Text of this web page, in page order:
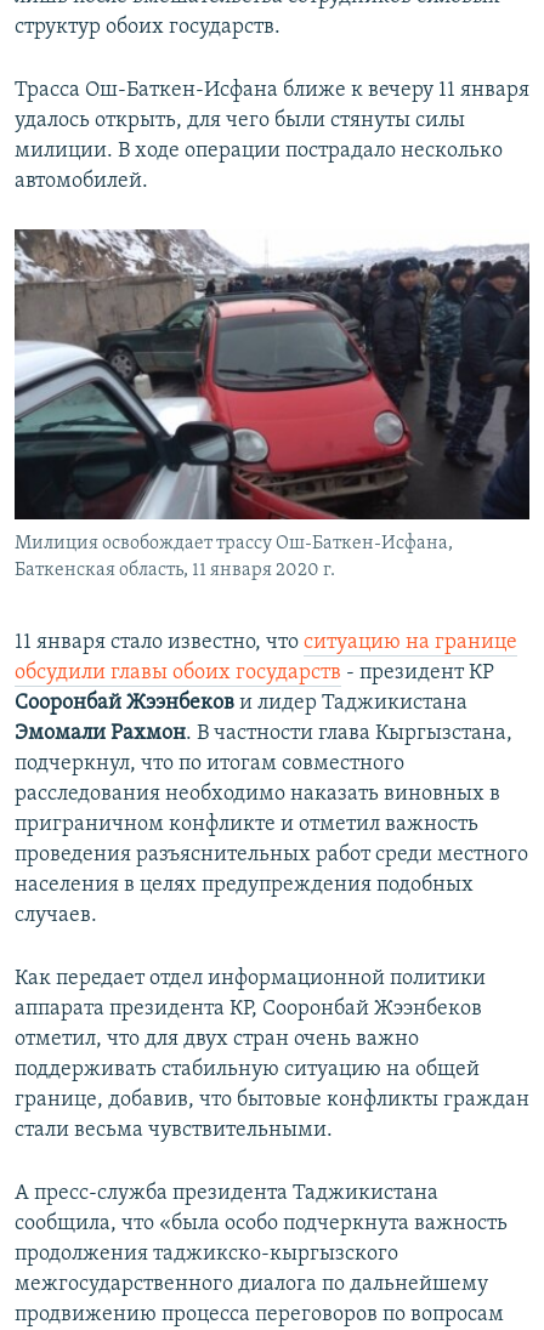
структур обоих государств.
Трасса Ош-Баткен-Исфана ближе к вечеру 11 января
удалось открыть, для чего были стянуты силы
милиции. В ходе операции пострадало несколько
автомобилей.
Милиция освобождает трассу Ош-Баткен-Исфана,
Баткенская область, 11 января 2020 г.
11 января стало известно, что ситуацию на границе
обсудили главы обоих государств - президент КР
Сооронбай Жээнбеков и лидер Таджикистана
Эмомали Рахмон. В частности глава Кыргызстана,
подчеркнул, что по итогам совместного
расследования необходимо наказать виновных в
приграничном конфликте и отметил важность
проведения разъяснительных работ среди местного
населения в целях предупреждения подобных
случаев.
Как передает отдел информационной политики
аппарата президента КР, Сооронбай Жээнбеков
отметил, что для двух стран очень важно
поддерживать стабильную ситуацию на общей
границе, добавив, что бытовые конфликты граждан
стали весьма чувствительными.
А пресс-служба президента Таджикистана
сообщила, что «была особо подчеркнута важность
продолжения таджикско-кыргызского
межгосударственного диалога по дальнейшему
продвижению процесса переговоров по вопросам